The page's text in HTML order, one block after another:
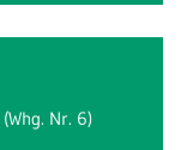
Nr. 6)